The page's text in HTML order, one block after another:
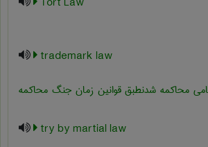
trademark law
محاکمه شدنطبق قوانین زمان جنگ محاکمه
try by martial law